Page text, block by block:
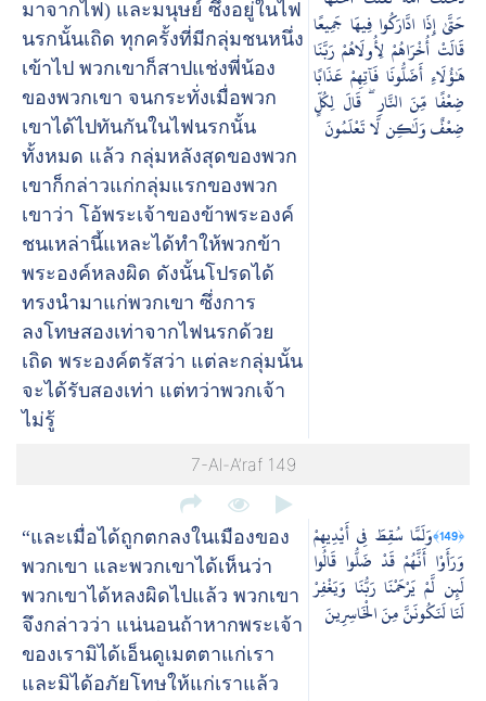
มาจากไฟ) และมนุษย์ ซึ่งอยู่ในไฟ
นรกนั้นเถิด ทุกครั้งที่มีกลุ่มชนหนึ่ง
เข้าไป พวกเขาก็สาปแช่งพี่น้อง
ของพวกเขา จนกระทั่งเมื่อพวก
เขาได้ไปทันกันในไฟนรกนั้น
ทั้งหมด แล้ว กลุ่มหลังสุดของพวก
เขาก็กล่าวแก่กลุ่มแรกของพวก
เขาว่า โอ้พระเจ้าของข้าพระองค์
ชนเหล่านี้แหละได้ทำให้พวกข้า
พระองค์หลงผิด ดังนั้นโปรดได้
ทรงนำมาแก่พวกเขา ซึ่งการ
ลงโทษสองเท่าจากไฟนรกด้วย
เถิด พระองค์ตรัสว่า แต่ละกลุ่มนั้น
จะได้รับสองเท่า แต่ทว่าพวกเจ้า
ไม่รู้
حَتَّىٰ إِذَا ادَّارَكُوا فِيهَا جَمِيعًا
قَالَتْ أُخْرَاهُمْ لِأُولَاهُمْ رَبَّنَا
هَٰؤُلَاءِ أَضَلُّونَا فَآتِهِمْ عَذَابًا
ضِعْفًا مِّنَ النَّارِ ۖ قَالَ لِكُلٍّ
ضِعْفٌ وَلَٰكِن لَّا تَعْلَمُونَ
7-Al-A’raf 149
“และเมื่อได้ถูกตกลงในเมืองของ
พวกเขา และพวกเขาได้เห็นว่า
พวกเขาได้หลงผิดไปแล้ว พวกเขา
จึงกล่าวว่า แน่นอนถ้าหากพระเจ้า
ของเรามิได้เอ็นดูเมตตาแก่เรา
และมิได้อภัยโทษให้แก่เราแล้ว
﴿149﴾
وَلَمَّا سُقِطَ فِي أَيْدِيهِمْ
وَرَأَوْا أَنَّهُمْ قَدْ ضَلُّوا قَالُوا
لَئِن لَّمْ يَرْحَمْنَا رَبُّنَا وَيَغْفِرْ
لَنَا لَنَكُونَنَّ مِنَ الْخَاسِرِينَ